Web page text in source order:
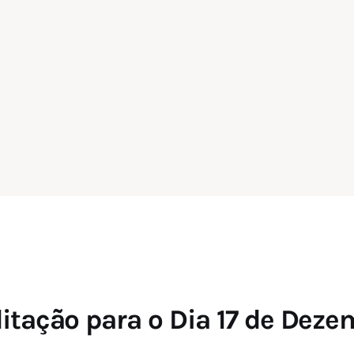
para o Dia 17 de